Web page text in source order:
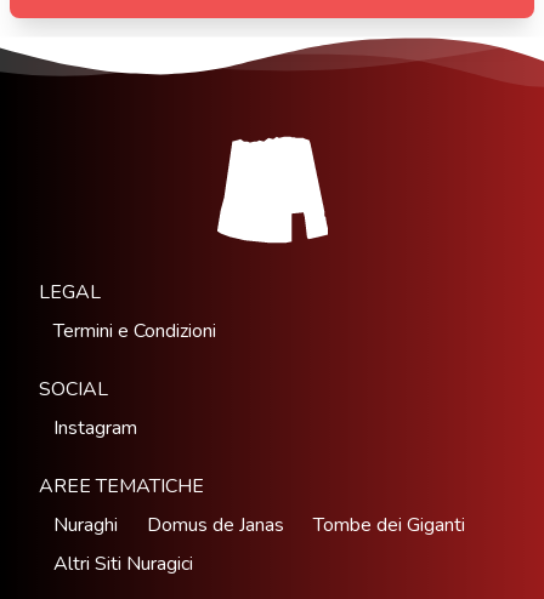
LEGAL
Termini e Condizioni
SOCIAL
Instagram
AREE TEMATICHE
Nuraghi
Domus de Janas
Tombe dei Giganti
Altri Siti Nuragici